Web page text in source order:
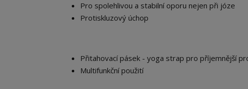
Pro spolehlivou a stabilní oporu nejen při józe
Protiskluzový úchop
Přitahovací pásek - yoga strap pro příjemnější
Multifunkční použití